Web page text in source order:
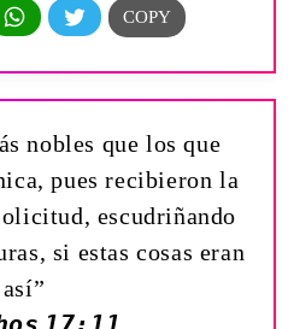
nobles que los que
pues recibieron la
escudriñando
si estas cosas eran
así”